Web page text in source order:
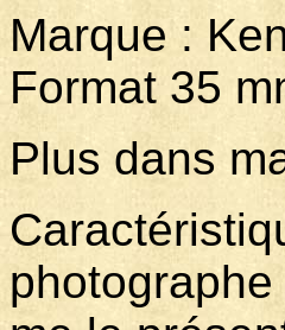
Marque
Format 35
Plus dans